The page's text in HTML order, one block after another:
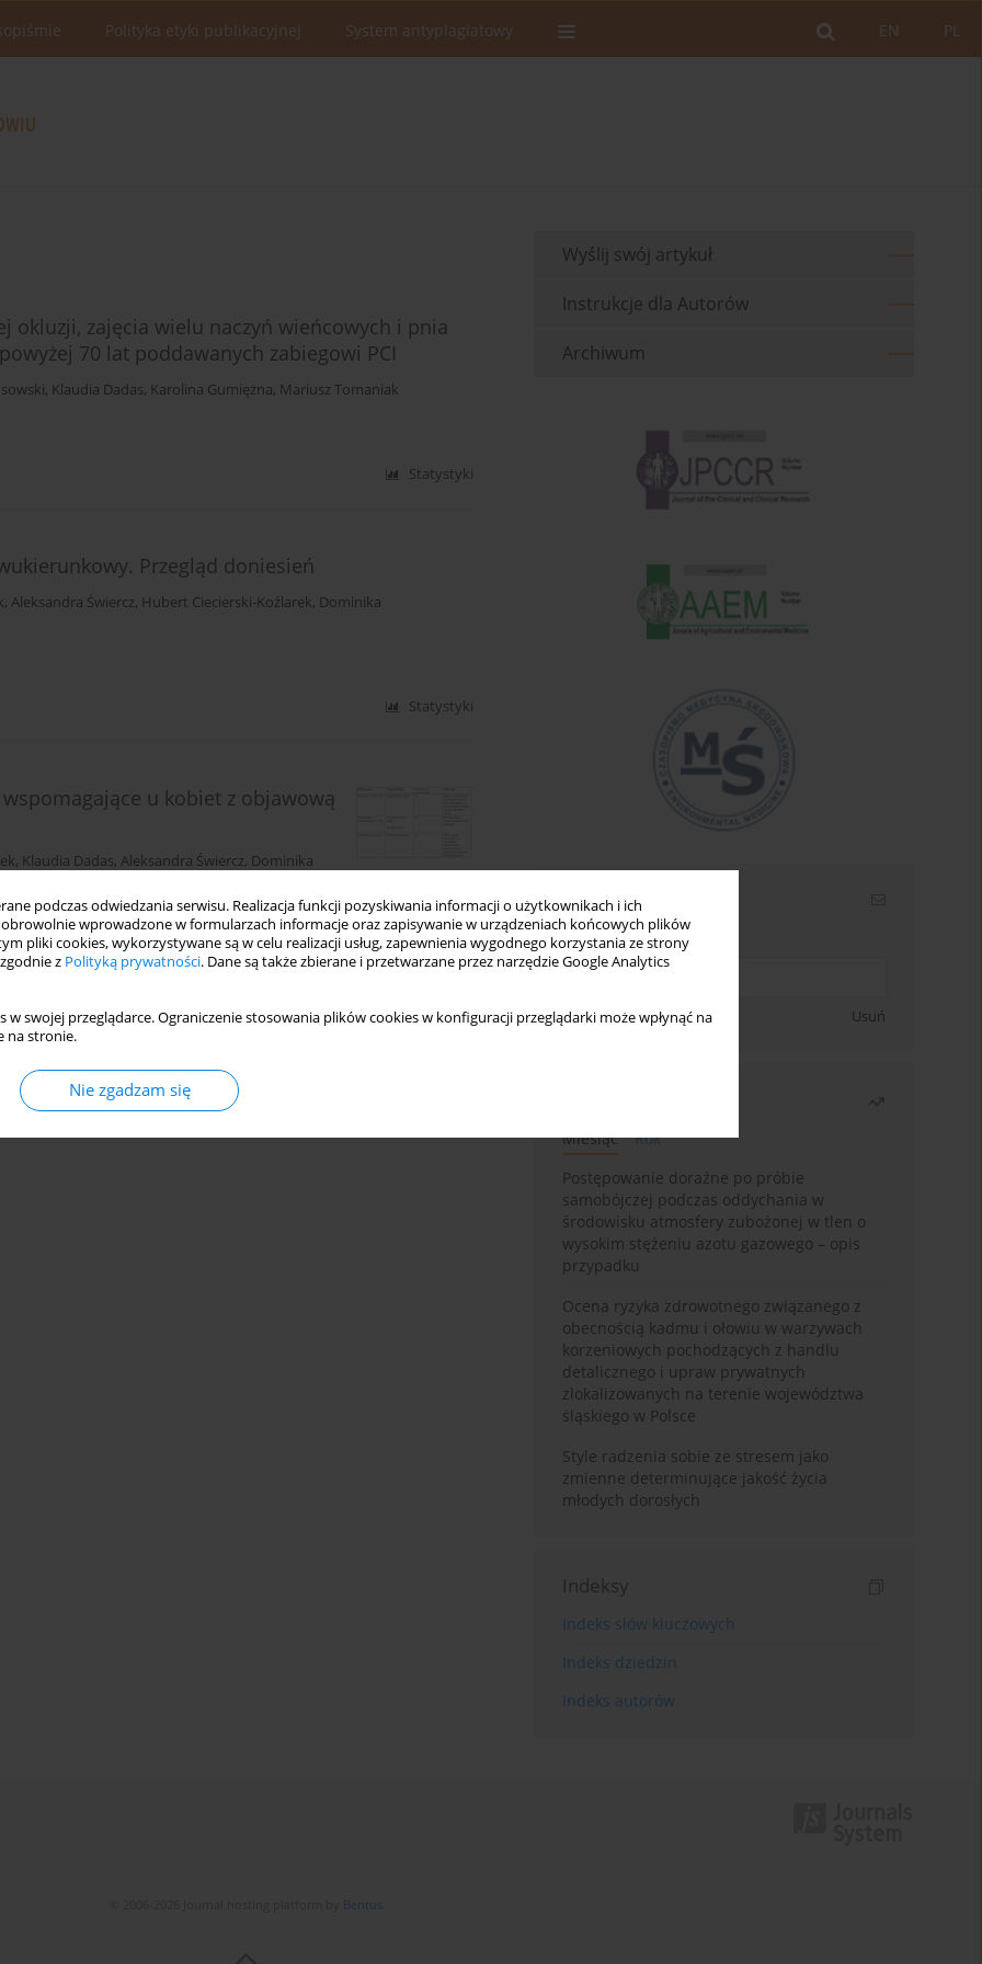
podczas odwiedzania serwisu. Realizacja funkcji pozyskiwania informacji o użytkownikach i ich
wprowadzone w formularzach informacje oraz zapisywanie w urządzeniach końcowych plików
pliki cookies, wykorzystywane są w celu realizacji usług, zapewnienia wygodnego korzystania ze strony
z Polityką prywatności. Dane są także zbierane i przetwarzane przez narzędzie Google Analytics
w swojej przeglądarce. Ograniczenie stosowania plików cookies w konfiguracji przeglądarki może wpłynąć na
na stronie.
Nie zgadzam się
PL
EN
Polityka etyki publikacyjnej System antyplagiatowy
okluzji, zajęcia wielu naczyń wieńcowych i pnia
70 lat poddawanych zabiegowi PCI
, Klaudia Dadas, Karolina Gumiężna, Mariusz Tomaniak
Statystyki
Przegląd doniesień
, Aleksandra Świercz, Hubert Ciecierski-Koźlarek, Dominika
Statystyki
u kobiet z objawową
, Klaudia Dadas, Aleksandra Świercz, Dominika
Statystyki
Wyślij swój artykuł
Instrukcje dla Autorów
Archiwum
Newsletter
Wpisz swój adres email
Zapisz się Usuń
Miesiąc
Rok
Postępowanie doraźne po próbie
samobójczej podczas oddychania w
środowisku atmosfery zubożonej w tlen o
wysokim stężeniu azotu gazowego – opis
przypadku
Ocena ryzyka zdrowotnego związanego z
obecnością kadmu i ołowiu w warzywach
korzeniowych pochodzących z handlu
detalicznego i upraw prywatnych
zlokalizowanych na terenie województwa
śląskiego w Polsce
Style radzenia sobie ze stresem jako
zmienne determinujące jakość życia
młodych dorosłych
Indeksy
Indeks słów kluczowych
Indeks dziedzin
Indeks autorów
Bentus